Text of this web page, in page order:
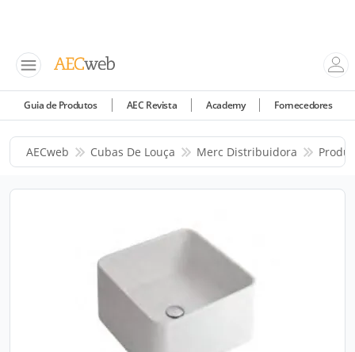
Guia de Produtos AEC Revista Academy Fornecedores
AECweb Cubas De Louça Merc Distribuidora